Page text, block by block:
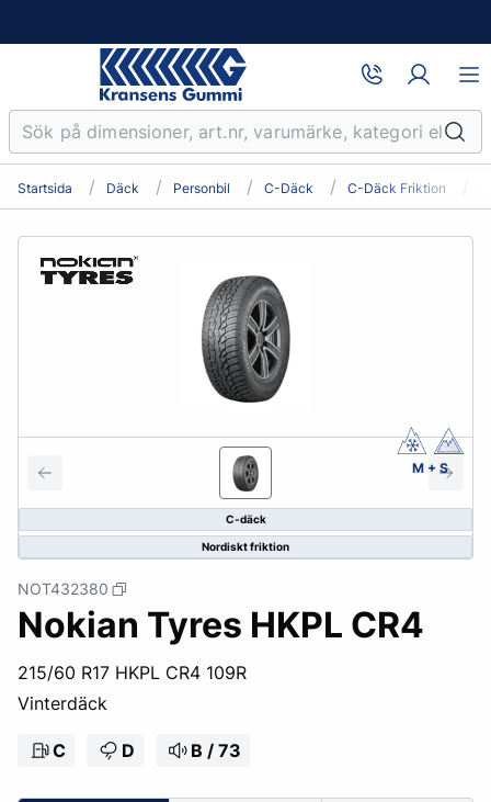
Startsida Däck Personbil C-Däck C-Däck Friktion
C-däck
Nordiskt friktion
M + S
NOT432380
Nokian Tyres HKPL CR4
215/60 R17 HKPL CR4 109R
Vinterdäck
C D B / 73